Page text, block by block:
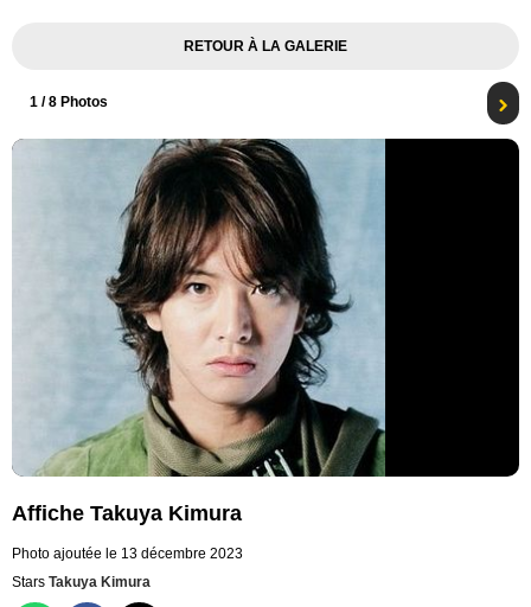
RETOUR À LA GALERIE
1 / 8 Photos
Affiche Takuya Kimura
Photo ajoutée le 13 décembre 2023
Stars Takuya Kimura